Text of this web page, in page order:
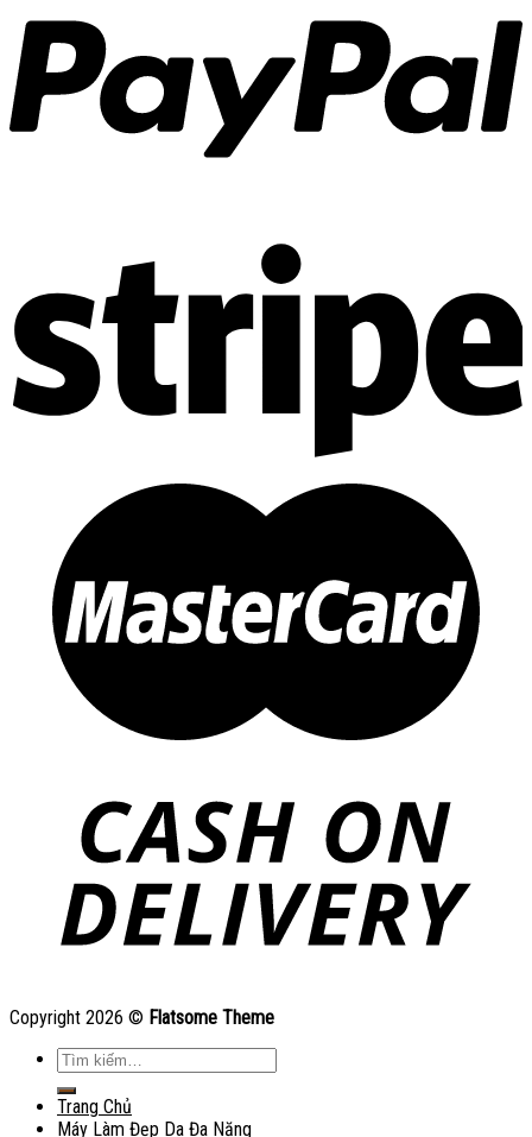
Copyright 2026 © Flatsome Theme
Tìm
kiếm:
Trang Chủ
Máy Làm Đẹp Da Đa Năng